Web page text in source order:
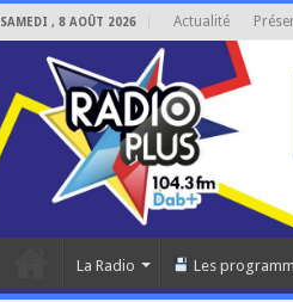
SAMEDI , 8 AOÛT 2026 Actualité
La Radio Les